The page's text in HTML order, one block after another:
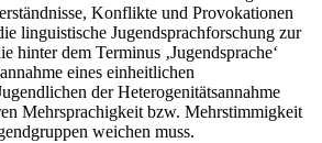
Konflikte und Provokationen
linguistische Jugendsprachforschung zur
hinter dem Terminus ‚Jugendsprache‘
eines einheitlichen
der Heterogenitätsannahme
Mehrsprachigkeit bzw. Mehrstimmigkeit
weichen muss.